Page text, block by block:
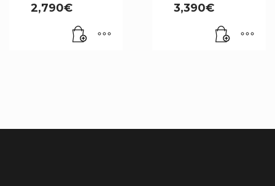
2,790€ 3,390€